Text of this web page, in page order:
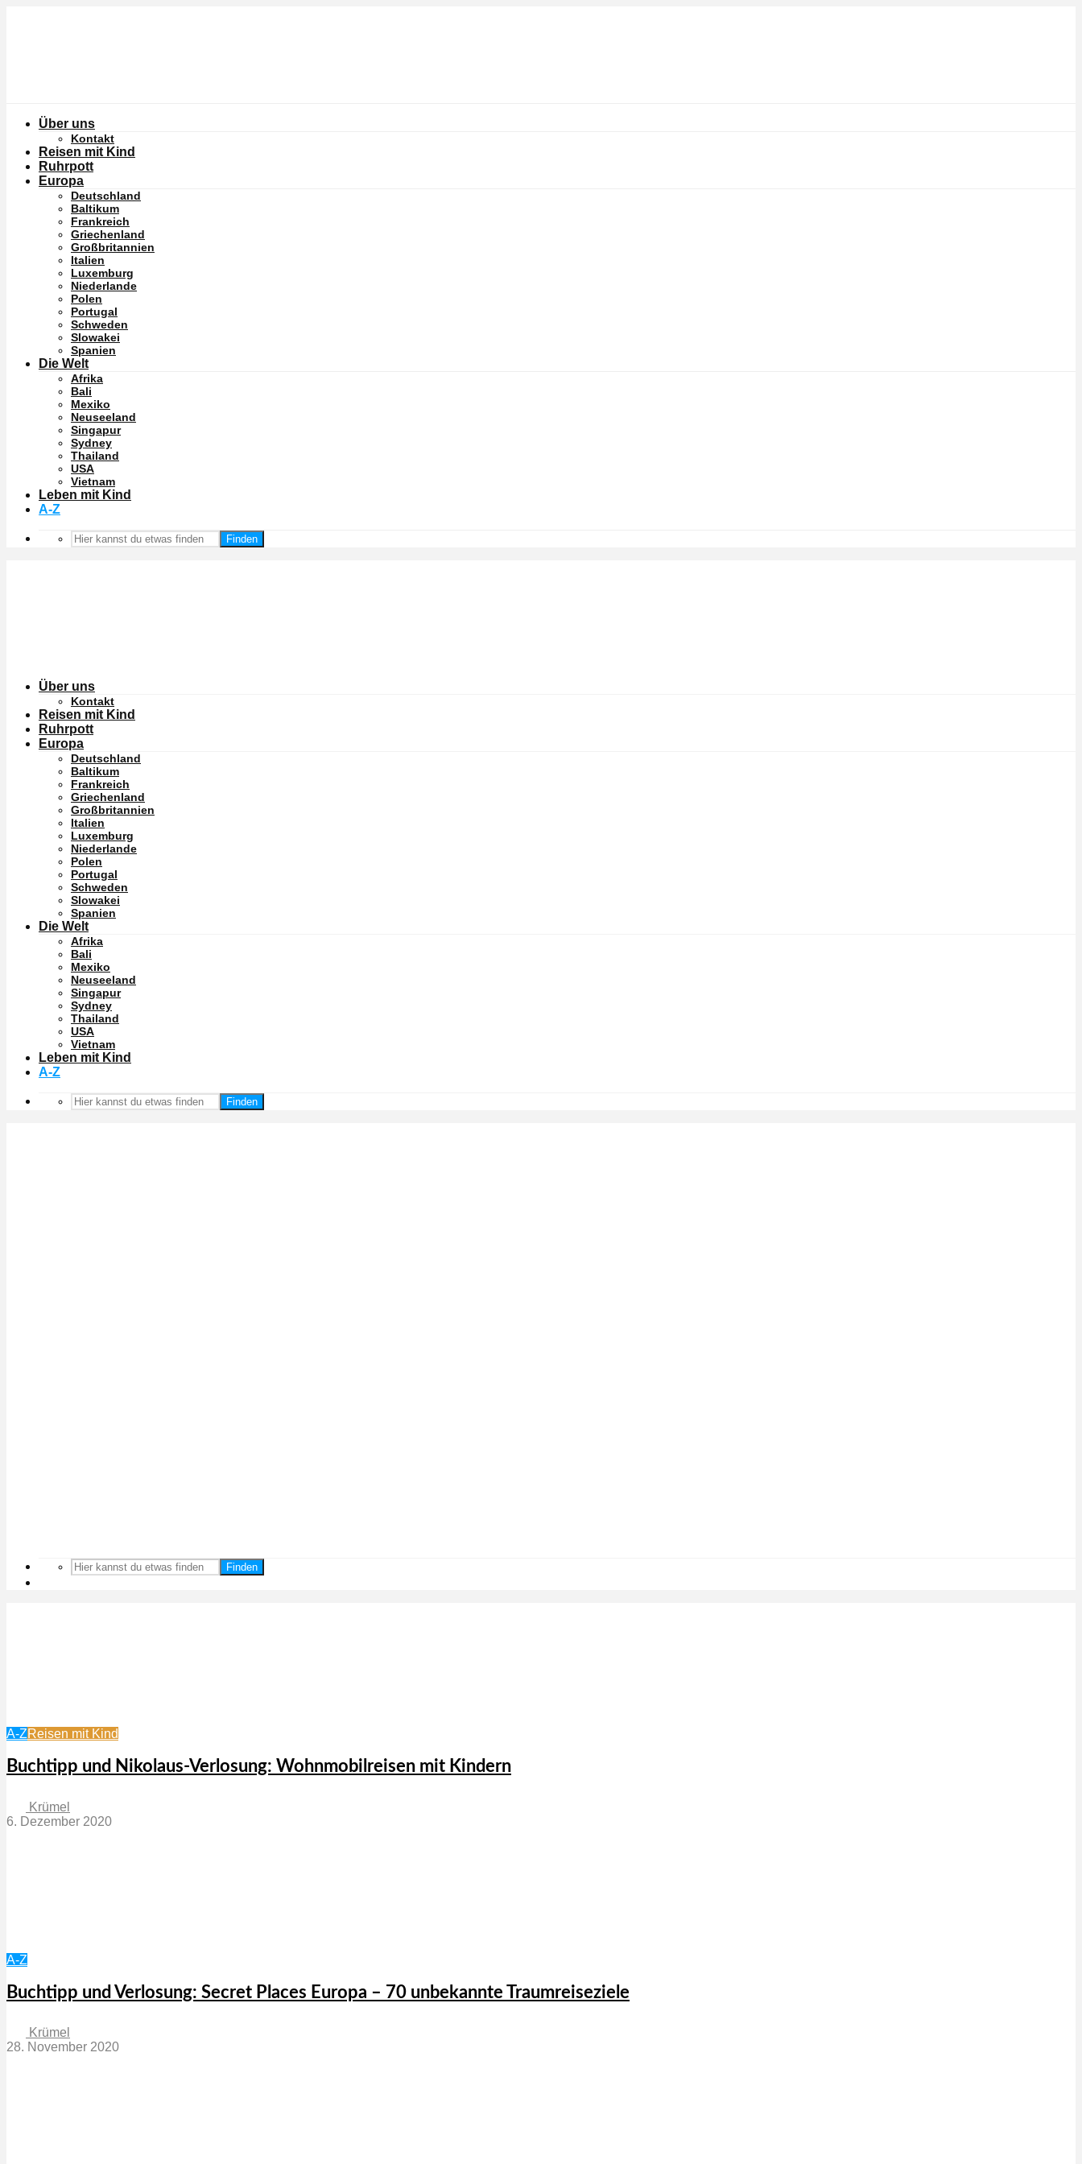
Über uns
Kontakt
Reisen mit Kind
Ruhrpott
Europa
Deutschland
Baltikum
Frankreich
Griechenland
Großbritannien
Italien
Luxemburg
Niederlande
Polen
Portugal
Schweden
Slowakei
Spanien
Die Welt
Afrika
Bali
Mexiko
Neuseeland
Singapur
Sydney
Thailand
USA
Vietnam
Leben mit Kind
A-Z
Finden
Über uns
Kontakt
Reisen mit Kind
Ruhrpott
Europa
Deutschland
Baltikum
Frankreich
Griechenland
Großbritannien
Italien
Luxemburg
Niederlande
Polen
Portugal
Schweden
Slowakei
Spanien
Die Welt
Afrika
Bali
Mexiko
Neuseeland
Singapur
Sydney
Thailand
USA
Vietnam
Leben mit Kind
A-Z
Finden
Finden
A-ZReisen mit Kind
Buchtipp und Nikolaus-Verlosung: Wohnmobilreisen mit Kindern
Krümel
6. Dezember 2020
A-Z
Buchtipp und Verlosung: Secret Places Europa – 70 unbekannte Traumreiseziele
Krümel
28. November 2020